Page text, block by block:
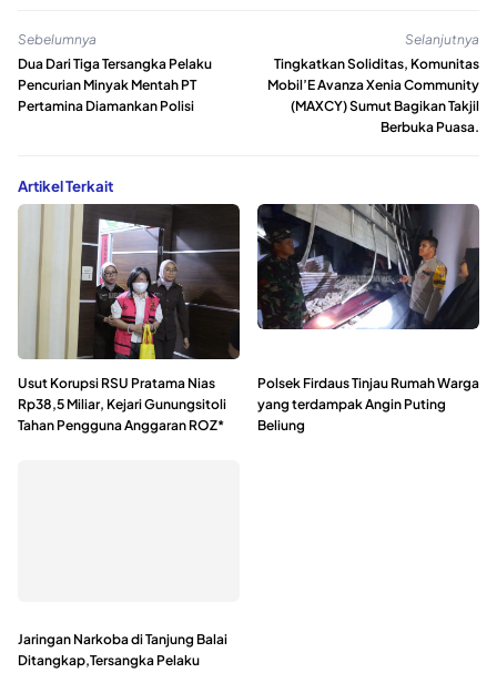
Sebelumnya
Dua Dari Tiga Tersangka Pelaku
Pencurian Minyak Mentah PT
Pertamina Diamankan Polisi
Selanjutnya
Tingkatkan Soliditas, Komunitas
Mobil’E Avanza Xenia Community
(MAXCY) Sumut Bagikan Takjil
Berbuka Puasa.
Artikel Terkait
Usut Korupsi RSU Pratama Nias
Rp38,5 Miliar, Kejari Gunungsitoli
Tahan Pengguna Anggaran ROZ*
Polsek Firdaus Tinjau Rumah Warga
yang terdampak Angin Puting
Beliung
Jaringan Narkoba di Tanjung Balai
Ditangkap,Tersangka Pelaku